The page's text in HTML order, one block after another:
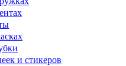
и стикеров